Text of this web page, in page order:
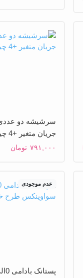
سرشیشه دو عددی
جریان متغیر +4 چیکو اورجینال
۷۹۱,۰۰۰ تومان
عدم موجودی